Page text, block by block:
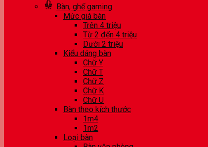
Bàn, ghế gaming
Mức giá bàn
Trên 4 triệu
Từ 2 đến 4 triệu
Dưới 2 triệu
Kiểu dáng bàn
Chữ Y
Chữ T
Chữ Z
Chữ K
Chữ U
Bàn theo kích thước
1m4
1m2
Loại bàn